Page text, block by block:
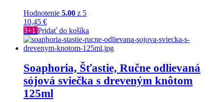
Hodnotenie 5.00 z 5
10,45 €
3+1 Pridať do košíka
Soaphoria, Šťastie, Ručne odlievaná
sójová sviečka s dreveným knôtom
125ml